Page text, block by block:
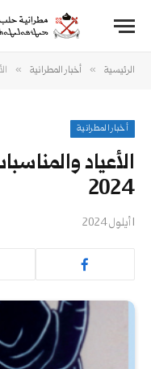
الرئيسية » أخبار المطرانية »
أخبار المطرانية
الأعياد
2024
1 أيلول 2024